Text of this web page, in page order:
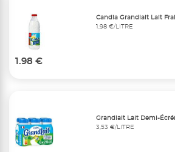
Candia Grandlait Lait
1,98 €/LITRE
1.98 €
Grandlait Lait Demi-
3,53 €/LITRE